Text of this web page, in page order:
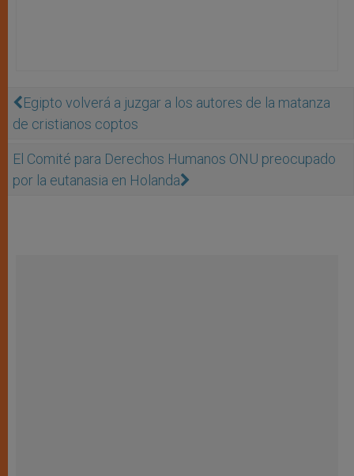
Egipto volverá a juzgar a los autores de la matanza
de cristianos coptos
El Comité para Derechos Humanos ONU preocupado
por la eutanasia en Holanda